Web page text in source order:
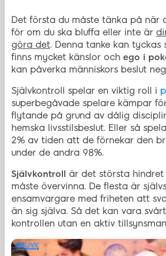
Det första du måste tänka på när
för om du ska bluffa eller inte är
göra det. Denna tanke kan tyckas
finns mycket känslor och ego i
kan påverka människors beslut
Självkontroll spelar en viktig roll i
superbegåvade spelare kämpar
flytande på grund av dålig
hemska livsstilsbeslut. Eller så
2% av tiden att de förnekar den
under de andra 98%.
Självkontroll är det största hindret
måste övervinna. De flesta är
ensamvargare med friheten att
än sig själva. Så det kan vara
kontrollen utan en aktiv